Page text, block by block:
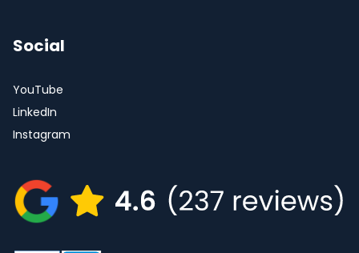
Social
YouTube
LinkedIn
Instagram